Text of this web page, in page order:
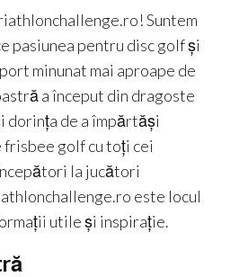
Suntem
pasiunea pentru disc golf și
minunat mai aproape de
a început din dragoste
dorința de a împărtăși
frisbee golf cu toți cei
la jucători
este locul
utile și inspirație.